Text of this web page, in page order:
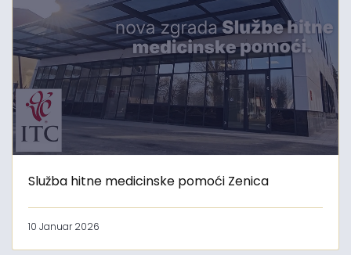
Služba hitne medicinske pomoći Zenica
10 Januar 2026